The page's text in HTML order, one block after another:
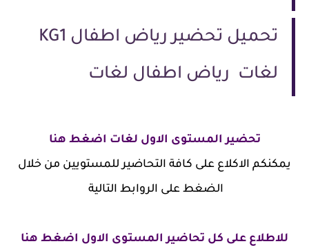
تحميل تحضير رياض اطفال KG1
لغات رياض اطفال لغات
تحضير المستوى الاول لغات اضغط هنا
يمكنكم الاكلاع على كافة التحاضير للمستويين من خلال
الضغط على الروابط التالية
للاطلاع على كل تحاضير المستوى الاول اضغط هنا